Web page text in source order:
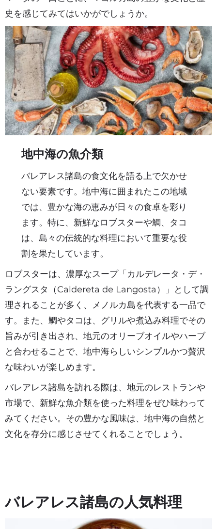
史を感じてみてはいかがでしょうか。
地中海の魚介類
バレアレス諸島の食文化を語る上で欠かせ
ない要素です。地中海に囲まれたこの地域
では、豊かな海の恵みが日々の食卓を彩り
ます。特に、新鮮なロブスターや鯛、タコ
は、島々の伝統的な料理において重要な役
割を果たしています。
ロブスターは、濃厚なスープ「カルデレータ・デ・
ラングスタ（Caldereta de Langosta）」として調
理されることが多く、メノルカ島を代表する一品で
す。また、鯛やタコは、グリルや煮込み料理でその
旨みが引き出され、地元のオリーブオイルやハーブ
と合わせることで、地中海らしいシンプルかつ贅沢
な味わいが楽しめます。
バレアレス諸島を訪れる際は、地元のレストランや
市場で、新鮮な魚介類を使った料理をぜひ味わって
みてください。その豊かな風味は、地中海の自然と
文化を存分に感じさせてくれることでしょう。
バレアレス諸島の人気料理